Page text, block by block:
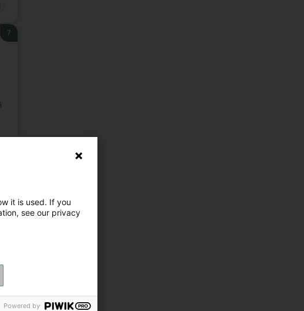
7
it is used. If you
see our privacy
Powered by